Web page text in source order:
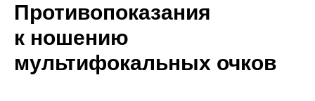
Противопоказания
к ношению
мультифокальных очков